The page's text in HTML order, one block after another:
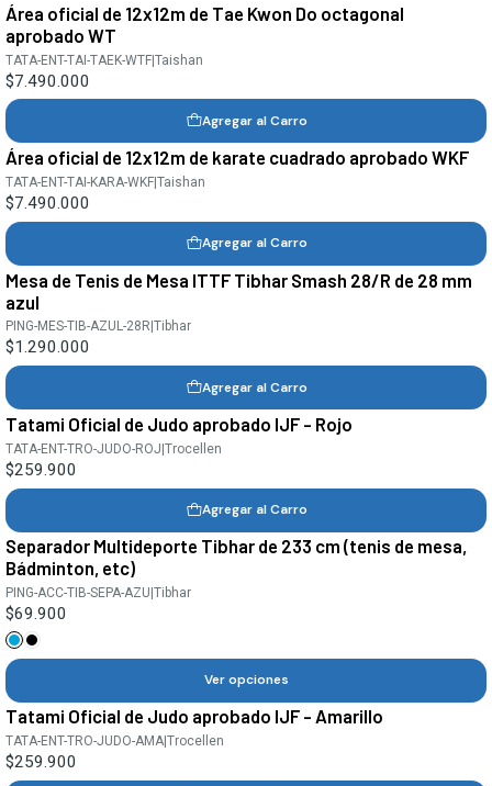
Área oficial de 12x12m de Tae Kwon Do octagonal
aprobado WT
TATA-ENT-TAI-TAEK-WTF|Taishan
$7.490.000
Agregar al Carro
Área oficial de 12x12m de karate cuadrado aprobado WKF
TATA-ENT-TAI-KARA-WKF |Taishan
$7.490.000
Agregar al Carro
Mesa de Tenis de Mesa ITTF Tibhar Smash 28/R de 28 mm
azul
PING-MES-TIB-AZUL-28R |Tibhar
$1.290.000
Agregar al Carro
Tatami Oficial de Judo aprobado IJF - Rojo
TATA-ENT-TRO-JUDO-ROJ|Trocellen
$259.900
Agregar al Carro
Separador Multideporte Tibhar de 233 cm (tenis de mesa,
Bádminton, etc)
PING-ACC-TIB-SEPA-AZU |Tibhar
$69.900
Ver opciones
Tatami Oficial de Judo aprobado IJF - Amarillo
TATA-ENT-TRO-JUDO-AMA |Trocellen
$259.900